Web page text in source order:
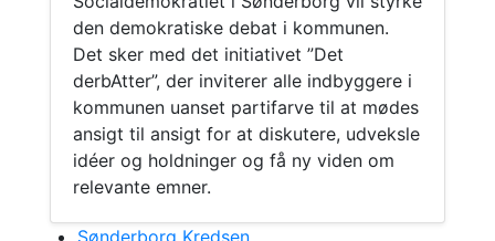
den demokratiske debat i kommunen.
Det sker med det initiativet ”Det
derbAtter”, der inviterer alle indbyggere i
kommunen uanset partifarve til at mødes
ansigt til ansigt for at diskutere, udveksle
idéer og holdninger og få ny viden om
relevante emner.
Sønderborg Kredsen